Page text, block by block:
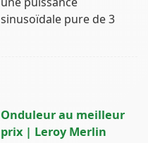
sinusoïdale pure de 3
Onduleur au meilleur
prix | Leroy Merlin